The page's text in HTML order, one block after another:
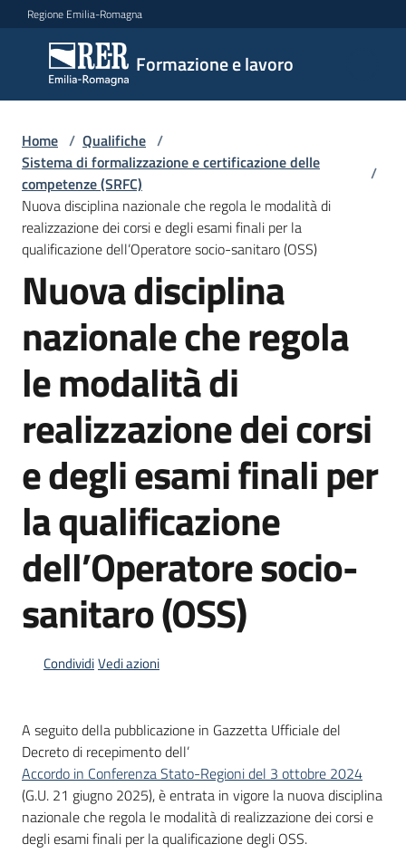
Vai al contenuto
Vai alla navigazione
Vai al footer
Regione Emilia-Romagna
Formazione e lavoro
Formazione
e lavoro
Argomenti
Novità
Servizi
Leggi
Atti
Bandi
Piani
Programmi
Progetti
sociale
Seguici
su
Home / Qualifiche /
Sistema di formalizzazione e certificazione delle
competenze (SRFC)
/
Nuova disciplina nazionale che regola le modalità di
realizzazione dei corsi e degli esami finali per la
qualificazione dell’Operatore socio-sanitaro (OSS)
Nuova disciplina
nazionale che regola
le modalità di
realizzazione dei corsi
e degli esami finali per
la qualificazione
dell’Operatore socio-
sanitaro (OSS)
CondividiVedi azioni
A seguito della pubblicazione in Gazzetta Ufficiale del
Decreto di recepimento dell’
Accordo in Conferenza Stato-Regioni del 3 ottobre 2024
(G.U. 21 giugno 2025), è entrata in vigore la nuova disciplina
nazionale che regola le modalità di realizzazione dei corsi e
degli esami finali per la qualificazione degli OSS.